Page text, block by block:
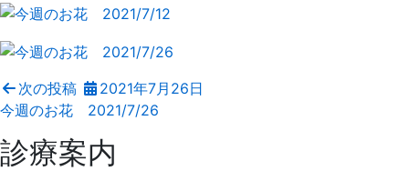
次の投稿
2021年7月26日
今週のお花 2021/7/26
診療案内